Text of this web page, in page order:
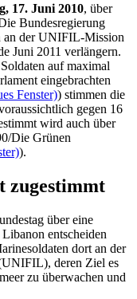
17. Juni 2010, über
Bundesregierung
an der UNIFIL-Mission
Juni 2011 verlängern.
auf maximal
eingebrachten
Fenster)) stimmen die
gegen 16
wird auch über
Die Grünen
).
zugestimmt
über eine
entscheiden
dort an der
deren Ziel es
zu überwachen und